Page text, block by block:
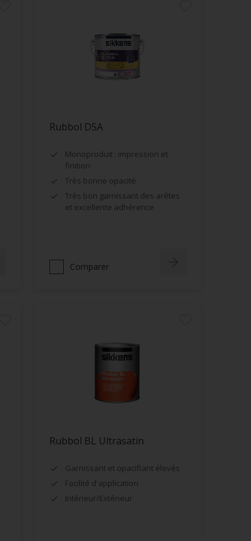
Rubbol DSA
Monoproduit : impression et
finition
Très bonne opacité
Très bon garnissant des arêtes
et excellente adhérence
Comparer
Rubbol BL Ultrasatin
Garnissant et opacifiant élevés
Facilité d'application
Intérieur/Extérieur